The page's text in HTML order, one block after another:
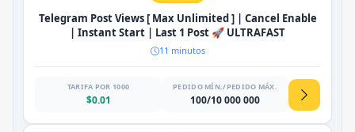
Telegram Post Views [ Max Unlimited ] | Cancel Enable
| Instant Start | Last 1 Post 🚀 ULTRAFAST
11 minutos
TARIFA POR 1000
$0.01
PEDIDO MÍN./PEDIDO MÁX.
100/10 000 000